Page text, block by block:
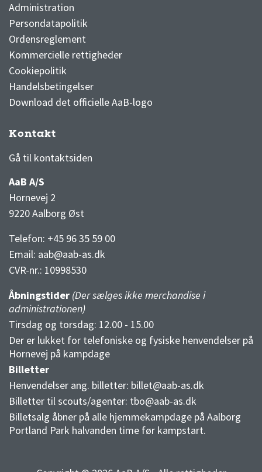
Administration
Persondatapolitik
Ordensreglement
Kommercielle rettigheder
Cookiepolitik
Handelsbetingelser
Download det officielle AaB-logo
Kontakt
Gå til kontaktsiden
AaB A/S
Hornevej 2
9220 Aalborg Øst
Telefon: +45 96 35 59 00
Email: aab@aab-as.dk
CVR-nr.: 10998530
Åbningstider (Der sælges ikke merchandise i
administrationen)
Tirsdag og torsdag: 12.00 - 15.00
Der er lukket for telefoniske og fysiske henvendelser på
Hornevej på kampdage
Billetter
Henvendelser ang. billetter: billet@aab-as.dk
Billetter til scouts/agenter: tbo@aab-as.dk
Billetsalg åbner på alle hjemmekampdage på Aalborg
Portland Park halvanden time før kampstart.